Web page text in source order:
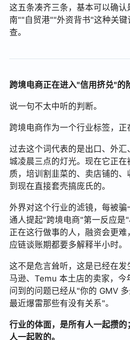
这五条凑齐三条，基本可以确
南""自贸港""外资背书"这种关键
查。
跨境电商正在进入"信用挤兑"的
说一句不太中听的判断。
跨境电商作为一个行业标签，正
过去这个词代表的是出口、外
城凌晨三点的灯光。现在它正
质，培训割韭菜的、卖店铺的
到现在直接套壳搞庞氏的。
外界对这个行业的滤镜，每被
通人提起"跨境电商"第一反应是
正在这行做事的人，融资会更
应链谈账期都要多解释半小时。
这不是危言耸听，这是已经在
马逊、Temu 本土店的卖家，今
问到的问题已经从"你的 GMV
最近爆雷那些有没有关系"。
行业的体面，是所有人一起攒
人一起败的。